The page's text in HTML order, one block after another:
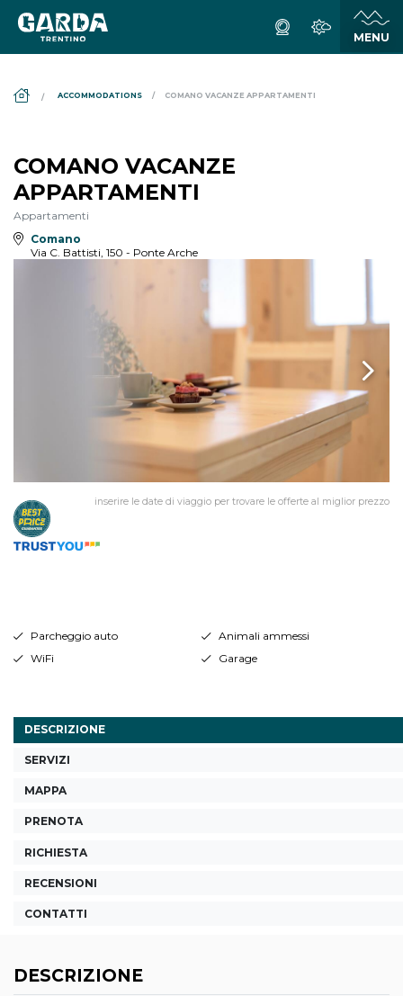
ACCOMMODATIONS COMANO VACANZE APPARTAMENTI
COMANO VACANZE
APPARTAMENTI
Appartamenti
Comano
Via C. Battisti, 150 - Ponte Arche
inserire le date di viaggio per trovare le offerte al miglior prezzo
Parcheggio auto
Animali ammessi
WiFi
Garage
DESCRIZIONE
SERVIZI
MAPPA
PRENOTA
RICHIESTA
RECENSIONI
CONTATTI
DESCRIZIONE